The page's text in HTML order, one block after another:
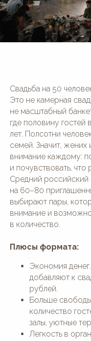
Свадьба на 50
Это не камерная
не масштабный
где половину гостей
лет. Полсотни
семей. Значит, жених
внимание каждому:
и почувствовать, что
Средний российский
на 60–80
выбирают пары,
внимание и
в количество.
Плюсы формата:
Экономия
добавляют к
рублей.
Больше
количество
залы, уютные
Легкость в